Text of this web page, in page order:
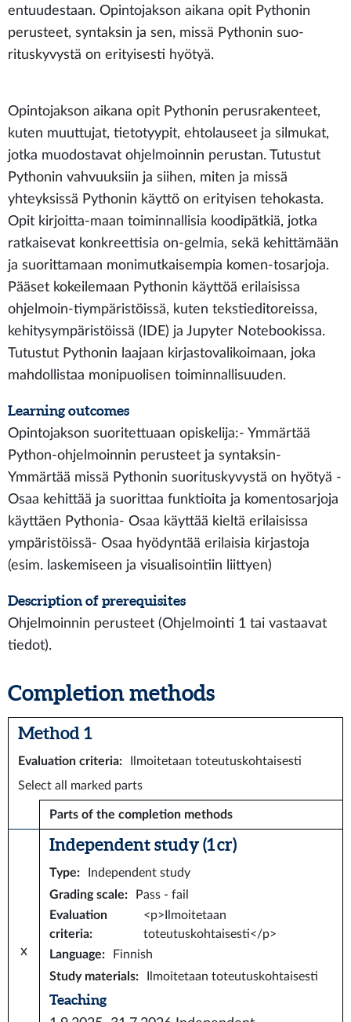
entuudestaan. Opintojakson aikana opit Pythonin
perusteet, syntaksin ja sen, missä Pythonin suo-
rituskyvystä on erityisesti hyötyä.
Opintojakson aikana opit Pythonin perusrakenteet,
kuten muuttujat, tietotyypit, ehtolauseet ja silmukat,
jotka muodostavat ohjelmoinnin perustan. Tutustut
Pythonin vahvuuksiin ja siihen, miten ja missä
yhteyksissä Pythonin käyttö on erityisen tehokasta.
Opit kirjoitta-maan toiminnallisia koodipätkiä, jotka
ratkaisevat konkreettisia on-gelmia, sekä kehittämään
ja suorittamaan monimutkaisempia komen-tosarjoja.
Pääset kokeilemaan Pythonin käyttöä erilaisissa
ohjelmoin-tiympäristöissä, kuten tekstieditoreissa,
kehitysympäristöissä (IDE) ja Jupyter Notebookissa.
Tutustut Pythonin laajaan kirjastovalikoimaan, joka
mahdollistaa monipuolisen toiminnallisuuden.
Learning outcomes
Opintojakson suoritettuaan opiskelija:- Ymmärtää
Python-ohjelmoinnin perusteet ja syntaksin-
Ymmärtää missä Pythonin suorituskyvystä on hyötyä -
Osaa kehittää ja suorittaa funktioita ja komentosarjoja
käyttäen Pythonia- Osaa käyttää kieltä erilaisissa
ympäristöissä- Osaa hyödyntää erilaisia kirjastoja
(esim. laskemiseen ja visualisointiin liittyen)
Description of prerequisites
Ohjelmoinnin perusteet (Ohjelmointi 1 tai vastaavat
tiedot).
Completion methods
Method 1
Evaluation criteria:
Ilmoitetaan toteutuskohtaisesti
Select all marked parts
Parts of the completion methods
x
Independent study (1 cr)
Type:
Independent study
Grading scale:
Pass - fail
Evaluation
criteria:
<p>Ilmoitetaan
toteutuskohtaisesti</p>
Language:
Finnish
Study materials: Ilmoitetaan toteutuskohtaisesti
Teaching